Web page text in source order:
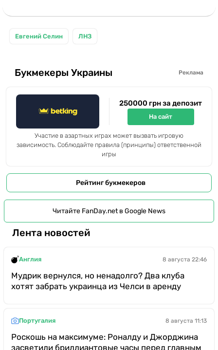
Евгений Селин ЛНЗ
Букмекеры Украины Реклама
250000 грн за депозит
На сайт
Участие в азартных играх может вызвать игровую
зависимость. Соблюдайте правила (принципы) ответственной
игры
Рейтинг букмекеров
Читайте FanDay.net в Google News
Лента новостей
Англия 8 августа 22:46
Мудрик вернулся, но ненадолго? Два клуба
хотят забрать украинца из Челси в аренду
Португалия 8 августа 11:13
Роскошь на максимуме: Роналду и Джорджина
засветили бриллиантовые часы перед главным